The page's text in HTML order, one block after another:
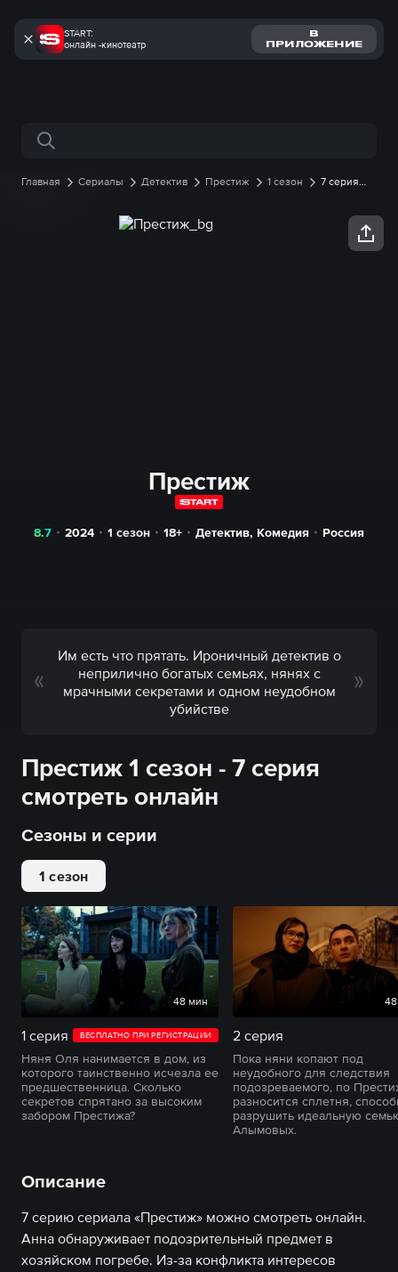
START:
онлайн -кинотеатр
В
ПРИЛОЖЕНИЕ
Поиск по сайту
Главная Сериалы Детектив Престиж 1 сезон
7 серия
Престиж
8.7 2024 1 сезон 18+ Детектив, Комедия Россия
Им есть что прятать. Ироничный детектив о
неприлично богатых семьях, нянях с
мрачными секретами и одном неудобном
убийстве
Престиж 1 сезон - 7 серия
смотреть онлайн
Сезоны и серии
1 сезон
48 мин
1 серия БЕСПЛАТНО ПРИ РЕГИСТРАЦИИ
Няня Оля нанимается в дом, из
которого таинственно исчезла ее
предшественница. Сколько
секретов спрятано за высоким
забором Престижа?
2 серия
Пока няни копают под
неудобного для следствия
подозреваемого, по
разносится сплетня,
разрушить идеальную
Алымовых.
Описание
7 серию сериала «Престиж» можно смотреть онлайн.
Анна обнаруживает подозрительный предмет в
хозяйском погребе. Из-за конфликта интересов